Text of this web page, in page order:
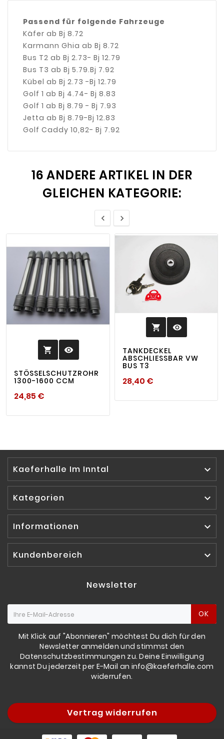
Passend für folgende Fahrzeuge
Käfer ab Bj 8.72
Karmann Ghia ab Bj 8.72
Bus T2 ab Bj 2.73- Bj 12.79
Bus T3 ab Bj 5.79.Bj 7.92
Kübel ab Bj 2.73 -Bj 12.79
Golf 1 ab Bj 4.74- Bj 8.83
Golf 1 ab Bj 8.79 - Bj 7.93
Jetta ab Bj 8.79-Bj 12.83
Golf Caddy 10,82- Bj 7.92
16 ANDERE ARTIKEL IN DER
GLEICHEN KATEGORIE:
 
 visibility
STÖSSELSCHUTZROHR 1
300-1600 CCM
24,85 €
 visibility
TANKDECKEL
ABSCHLIESSBAR VW B
US T3
28,40 €Preis
Kaeferhalle Im Inntal 
Kategorien 
Informationen 
Kundenbereich 
Newsletter
OK
Mit Klick auf "Abonnieren" möchtest Du dich für den
Newsletter anmelden und stimmst den
Datenschutzbestimmungen zu. Deine Einwilligung
kannst Du jederzeit per E-Mail an info@kaeferhalle.com
widerrufen.
Vertrag widerrufen